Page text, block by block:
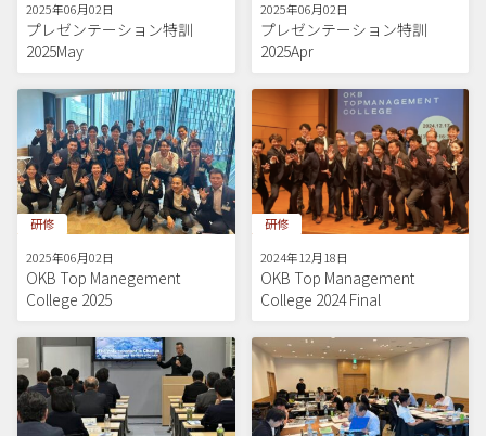
2025年06月02日
プレゼンテーション特訓
2025May
2025年06月02日
プレゼンテーション特訓
2025Apr
研修
2025年06月02日
OKB Top Manegement
College 2025
研修
2024年12月18日
OKB Top Management
College 2024 Final